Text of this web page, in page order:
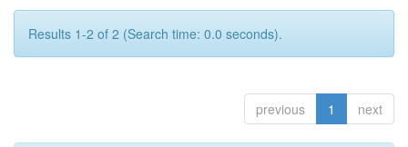
Results 1-2 of 2 (Search time: 0.0 seconds).
previous 1 next